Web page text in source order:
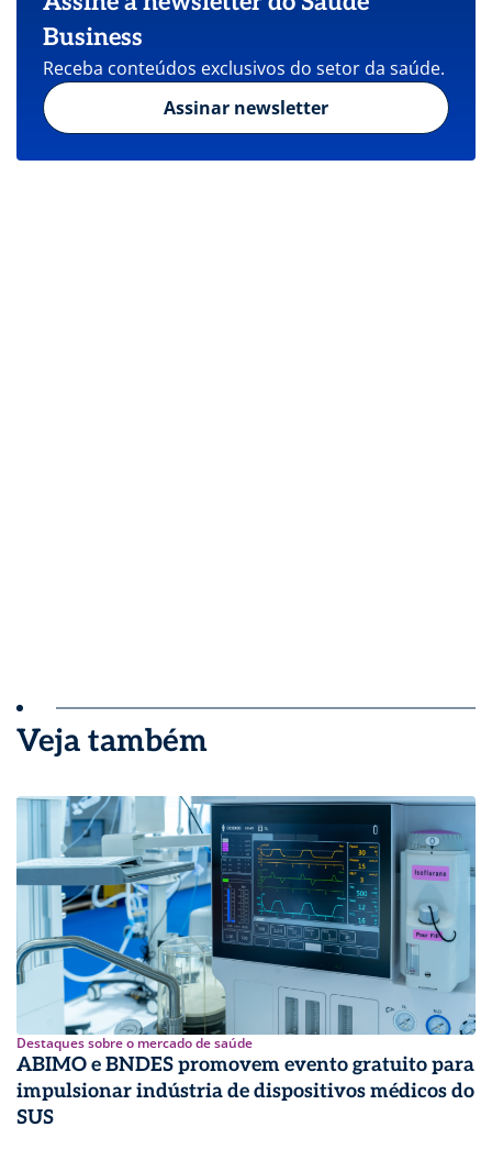
Business
Receba conteúdos exclusivos do setor da saúde.
Assinar newsletter
Veja também
Destaques sobre o mercado de saúde
ABIMO e BNDES promovem evento gratuito para
impulsionar indústria de dispositivos médicos do
SUS